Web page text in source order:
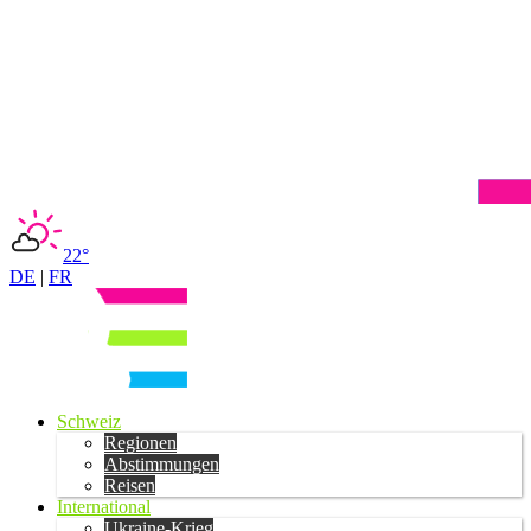
22°
DE | FR
Schweiz
Regionen
Abstimmungen
Reisen
International